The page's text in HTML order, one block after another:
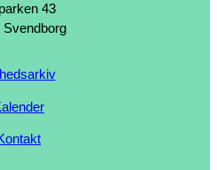
43
Svendborg